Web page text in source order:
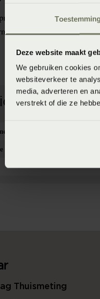
Toestemming
Deze website maakt
We gebruiken cookies
websiteverkeer te
media, adverteren en
verstrekt of die ze
zijn niet altijd
dan eerst naar de
Thuismeting